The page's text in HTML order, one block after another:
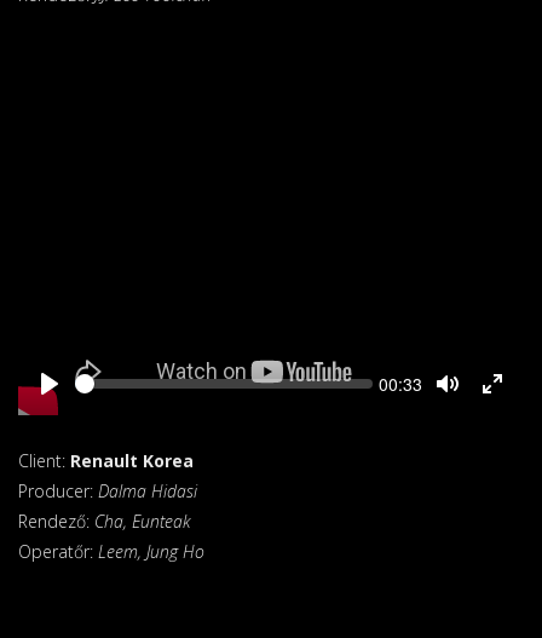
Seek Current
00:33
Client: Renault Korea
Producer: Dalma Hidasi
Rendező: Cha, Eunteak
Operatőr: Leem, Jung Ho